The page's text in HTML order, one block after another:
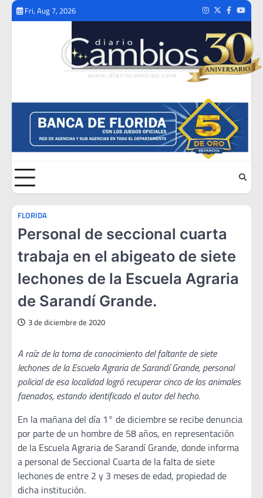
Skip
Fri, Aug 7, 2026 Instagram
TwitterFacebook
FLORIDA
Personal de seccional cuarta
trabaja en el abigeato de siete
lechones de la Escuela Agraria
de Sarandí Grande.
3 de diciembre de 2020
A raíz de la toma de conocimiento del faltante de siete
lechones de la Escuela Agraria de Sarandí Grande, personal
policial de esa localidad logró recuperar cinco de los animales
faenados, estando identificado el autor del hecho.
En la mañana del día 1° de diciembre se recibe denuncia
por parte de un hombre de 58 años, en representación
de la Escuela Agraria de Sarandí Grande, donde informa
a personal de Seccional Cuarta de la falta de siete
lechones de entre 2 y 3 meses de edad, propiedad de
dicha institución.